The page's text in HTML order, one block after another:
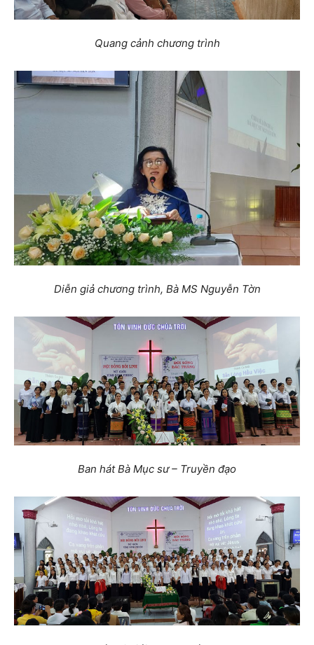
Quang cảnh chương trình
Diễn giả chương trình, Bà MS Nguyễn Tờn
Ban hát Bà Mục sư – Truyền đạo